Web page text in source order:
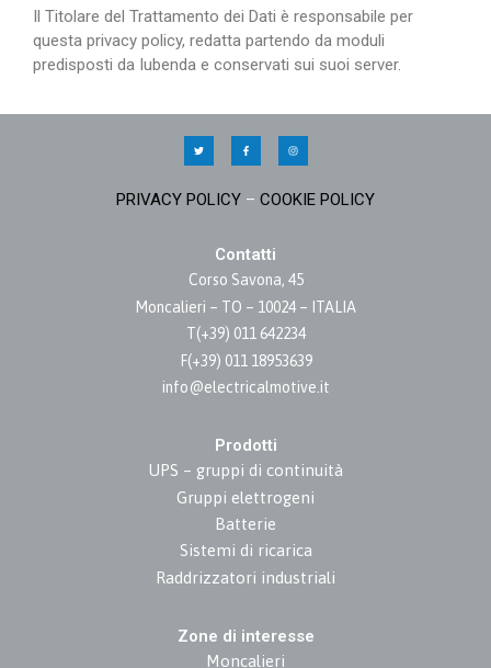
Il Titolare del Trattamento dei Dati è responsabile per
questa privacy policy, redatta partendo da moduli
predisposti da Iubenda e conservati sui suoi server.
PRIVACY POLICY – COOKIE POLICY
Contatti
Corso Savona, 45
Moncalieri – TO – 10024 – ITALIA
T(+39) 011 642234
F(+39) 011 18953639
info@electricalmotive.it
Prodotti
UPS – gruppi di continuità
Gruppi elettrogeni
Batterie
Sistemi di ricarica
Raddrizzatori industriali
Zone di interesse
Moncalieri